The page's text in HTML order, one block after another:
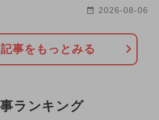
2026-08-06
事をもっとみる
ランキング